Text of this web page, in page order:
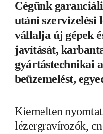
Cégünk
utáni szervizelési
vállalja új gépek
javítását,
gyártástechnikai
beüzemelést,
Kiemelten
lézergravírozók,